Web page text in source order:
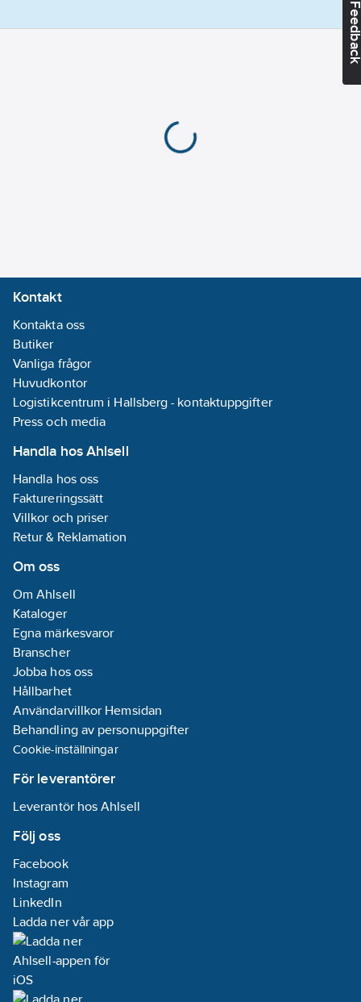
Kontakt
Kontakta oss
Butiker
Vanliga frågor
Huvudkontor
Logistikcentrum i Hallsberg - kontaktuppgifter
Press och media
Handla hos Ahlsell
Handla hos oss
Faktureringssätt
Villkor och priser
Retur & Reklamation
Om oss
Om Ahlsell
Kataloger
Egna märkesvaror
Branscher
Jobba hos oss
Hållbarhet
Användarvillkor Hemsidan
Behandling av personuppgifter
Cookie-inställningar
För leverantörer
Leverantör hos Ahlsell
Följ oss
Facebook
Instagram
LinkedIn
Ladda ner vår app